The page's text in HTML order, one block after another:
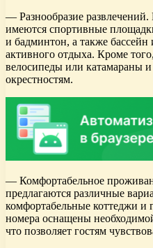
— Разнообразие
имеются спортивные
и бадминтон, а также бассейн
активного отдыха. Кроме
велосипеды или катамараны
окрестностям.
— Комфортабельное
предлагаются различные
комфортабельные коттеджи и
номера оснащены
что позволяет гостям